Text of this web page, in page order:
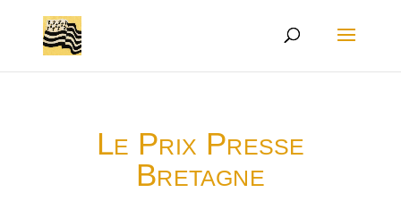
Le Prix Presse
Bretagne